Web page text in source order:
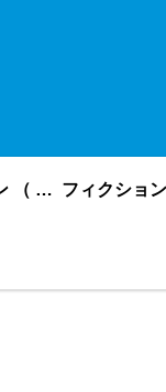
ノンフィクション （ nonfiction ） あいうえお順